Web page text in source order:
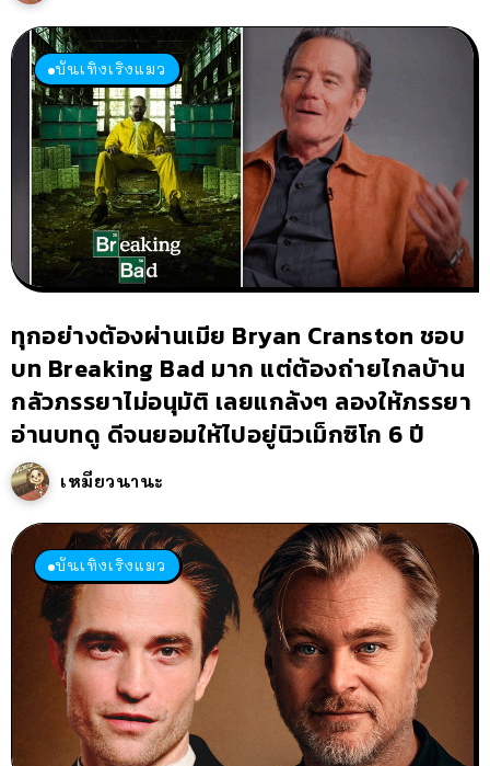
บันเทิงเริงแมว
ทุกอย่างต้องผ่านเมีย Bryan Cranston ชอบ
บท Breaking Bad มาก แต่ต้องถ่ายไกลบ้าน
กลัวภรรยาไม่อนุมัติ เลยแกล้งๆ ลองให้ภรรยา
อ่านบทดู ดีจนยอมให้ไปอยู่นิวเม็กซิโก 6 ปี
เหมียวนานะ
บันเทิงเริงแมว